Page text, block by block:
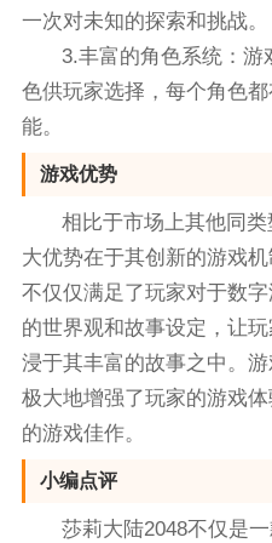
一次对未知的探索和挑战。
3.丰富的角色系统：游
色供玩家选择，每个角色
能。
游戏优势
相比于市场上其他同
大优势在于其创新的游戏
不仅仅满足了玩家对于数
的世界观和故事设定，让
浸于其丰富的故事之中。
极大地增强了玩家的游戏
的游戏佳作。
小编点评
莎莉大陆2048不仅是